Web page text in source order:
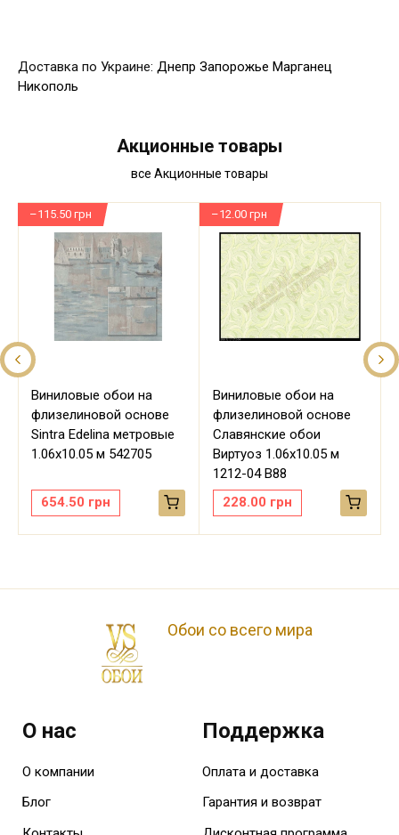
Доставка по Украине: Днепр Запорожье Марганец
Никополь
Акционные товары
все Акционные товары
Виниловые обои на
флизелиновой основе
Sintra Edelina метровые
1.06х10.05 м 542705
654.50 грн
–115.50 грн
Виниловые обои на
флизелиновой основе
Славянские обои
Виртуоз 1.06х10.05 м
1212-04 В88
228.00 грн
–12.00 грн
Обои со всего мира
О нас
О компании
Блог
Поддержка
Оплата и доставка
Гарантия и возврат